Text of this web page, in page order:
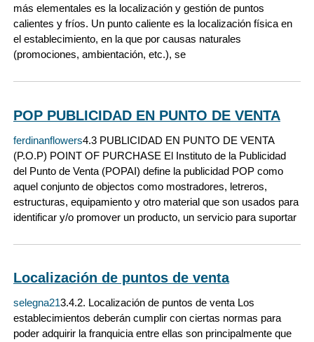
más elementales es la localización y gestión de puntos
calientes y fríos. Un punto caliente es la localización física en
el establecimiento, en la que por causas naturales
(promociones, ambientación, etc.), se
POP PUBLICIDAD EN PUNTO DE VENTA
ferdinanflowers4.3 PUBLICIDAD EN PUNTO DE VENTA
(P.O.P) POINT OF PURCHASE El Instituto de la Publicidad
del Punto de Venta (POPAI) define la publicidad POP como
aquel conjunto de objectos como mostradores, letreros,
estructuras, equipamiento y otro material que son usados para
identificar y/o promover un producto, un servicio para suportar
Localización de puntos de venta
selegna213.4.2. Localización de puntos de venta Los
establecimientos deberán cumplir con ciertas normas para
poder adquirir la franquicia entre ellas son principalmente que